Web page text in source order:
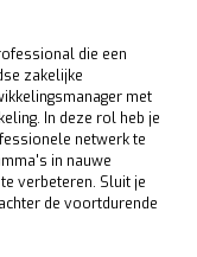
die een
zakelijke
met
In deze rol heb je
netwerk te
in nauwe
verbeteren. Sluit je
de voortdurende